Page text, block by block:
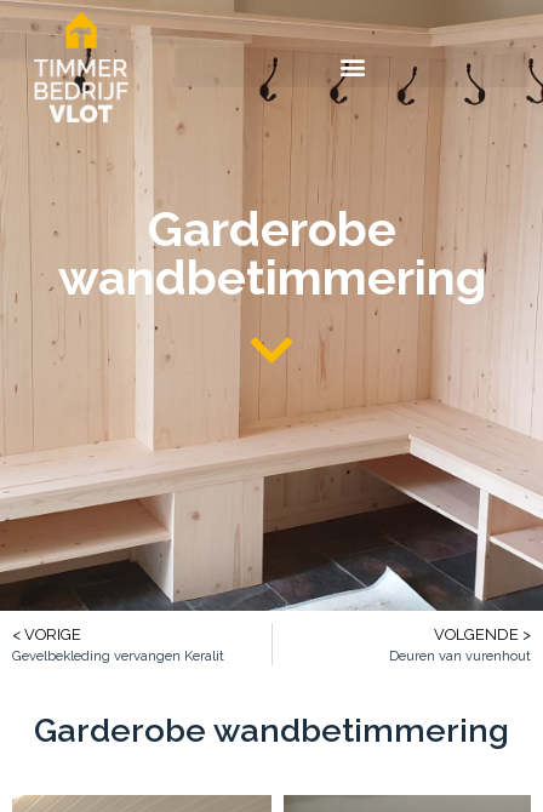
Garderobe
wandbetimmering
< VORIGE
Gevelbekleding vervangen Keralit
VOLGENDE >
Deuren van vurenhout
Garderobe wandbetimmering